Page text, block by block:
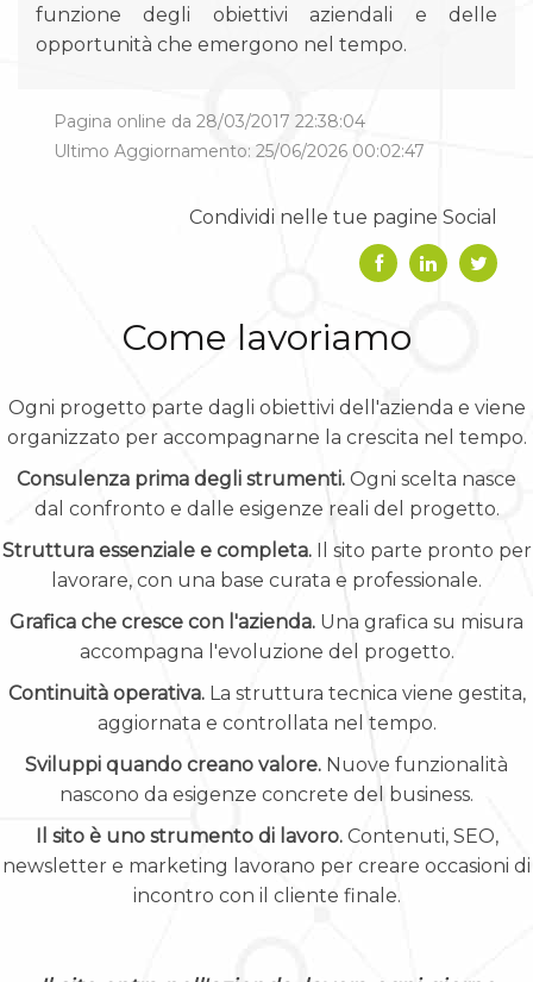
funzione degli obiettivi aziendali e delle
opportunità che emergono nel tempo.
Pagina online da 28/03/2017 22:38:04
Ultimo Aggiornamento: 25/06/2026 00:02:47
Condividi nelle tue pagine Social
Come lavoriamo
Ogni progetto parte dagli obiettivi dell'azienda e viene
organizzato per accompagnarne la crescita nel tempo.
Consulenza prima degli strumenti. Ogni scelta nasce
dal confronto e dalle esigenze reali del progetto.
Struttura essenziale e completa.Il sito parte pronto per
lavorare, con una base curata e professionale.
Grafica che cresce con l'azienda. Una grafica su misura
accompagna l'evoluzione del progetto.
Continuità operativa.La struttura tecnica viene gestita,
aggiornata e controllata nel tempo.
Sviluppi quando creano valore. Nuove funzionalità
nascono da esigenze concrete del business.
Il sito è uno strumento di lavoro.Contenuti, SEO,
newsletter e marketing lavorano per creare occasioni di
incontro con il cliente finale.